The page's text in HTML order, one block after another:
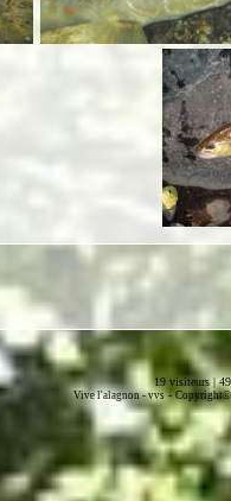
19 visiteurs |
Vive l'alagnon -vvs-Copyright©